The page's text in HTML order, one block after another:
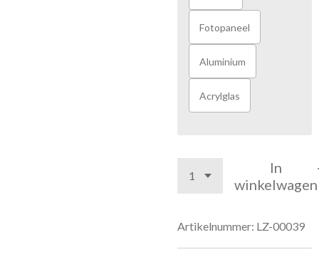
Fotopaneel
Aluminium
Acrylglas
In
winkelwagen
Artikelnummer: LZ-00039